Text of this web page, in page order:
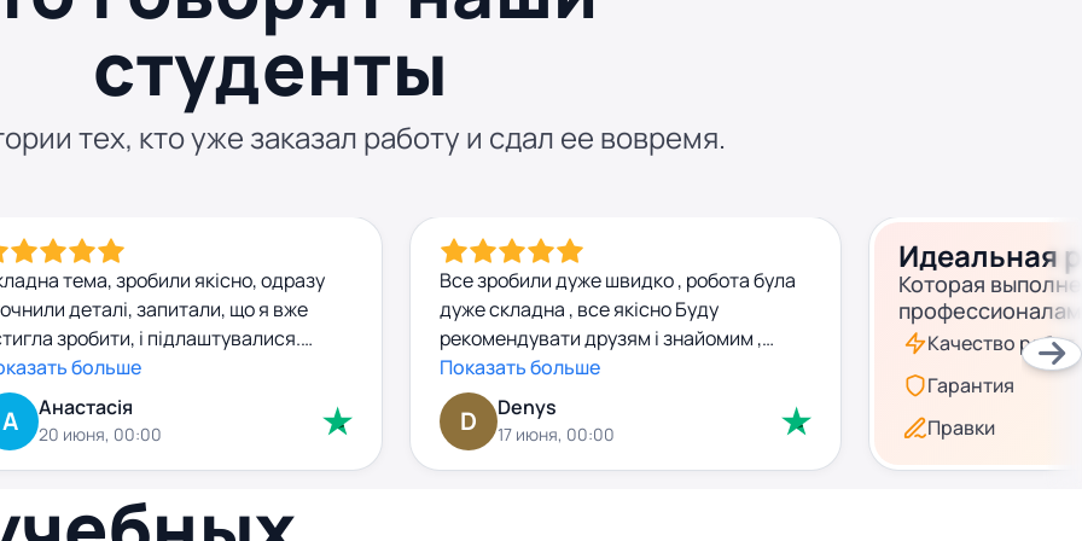
студенты
тех, кто уже заказал работу и сдал ее вовремя.
тема, зробили якісно, одразу
деталі, запитали, що я вже
зробити, і підлаштувалися.
прийшла з чіткою структурою,
джерелами, без
Я попросила внести
правки — зробили за день, без
комунікація абсолютно
больше
А Анастасія
20 июня, 00:00
Все зробили дуже швидко , робота була
дуже складна , все якісно Буду
рекомендувати друзям і знайомим ,
супер .
Показать больше
D Denys
17 июня, 00:00
Идеальная
Которая
Качество работ
Гарантия
Правки